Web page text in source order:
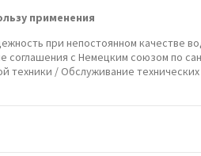
применения
при непостоянном качестве
соглашения с Немецким союзом по
техники / Обслуживание